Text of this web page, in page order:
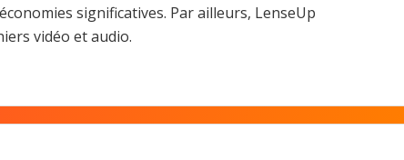
significatives. Par ailleurs, LenseUp
vidéo et audio.